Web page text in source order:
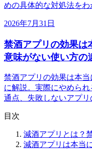
めの具体的な対処法をわ
2026年7月31日
禁酒アプリの効果は
意味がない使い方の
禁酒アプリの効果は本
に解説。実際にやめら
通点、失敗しないアプリ
目次
減酒アプリとは？
減酒アプリは本当